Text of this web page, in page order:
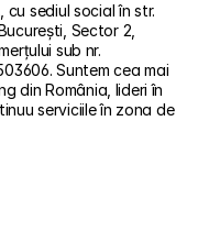
cu sediul social în str.
Sector 2,
sub nr.
Suntem cea mai
din România, lideri în
serviciile în zona de